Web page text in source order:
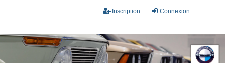
Connexion
Inscription